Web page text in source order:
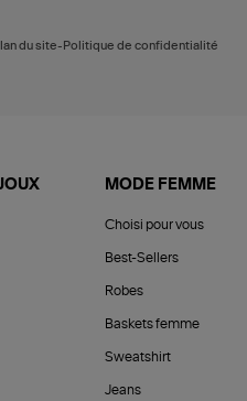
du site-Politique de confidentialité
MODE FEMME
Choisi pour vous
Best-Sellers
Robes
Baskets femme
Sweatshirt
Jeans